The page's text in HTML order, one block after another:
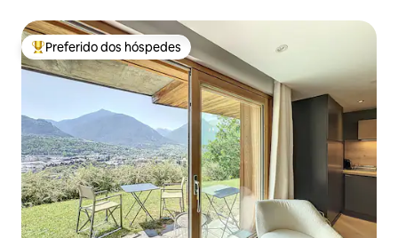
Entre os melhores preferidos dos hóspedes
Preferido dos hóspedes